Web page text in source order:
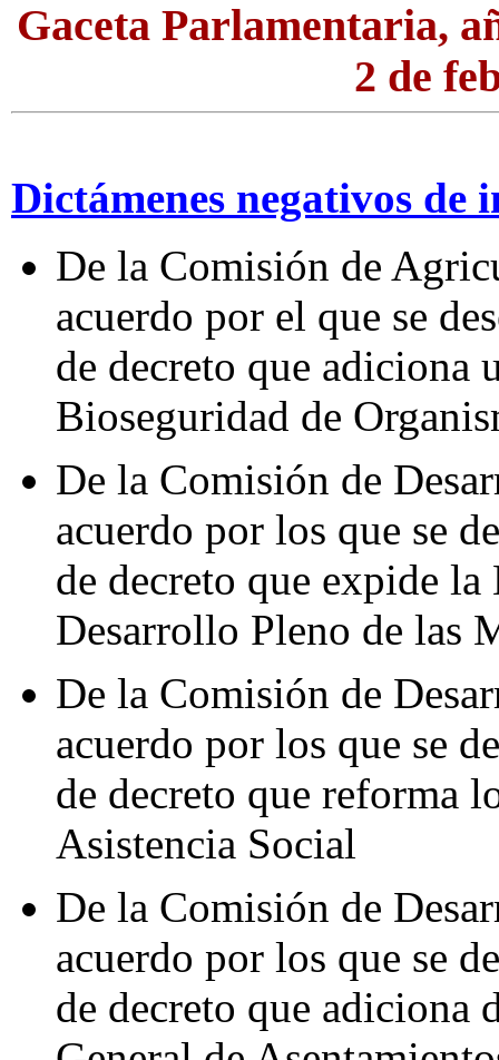
Gaceta Parlamentaria,
2 de
Dictámenes negativos de
De la Comisión de
acuerdo por el que se
de decreto que
Bioseguridad de
De la Comisión de
acuerdo por los que se
de decreto que expide
Desarrollo Pleno de las
De la Comisión de
acuerdo por los que se
de decreto que reforma
Asistencia Social
De la Comisión de
acuerdo por los que se
de decreto que adiciona